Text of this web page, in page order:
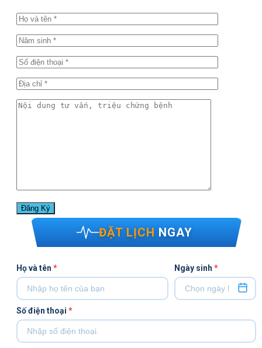
ĐẶT LỊCH NGAY
Họ và tên * Ngày sinh*
Số điện thoại *